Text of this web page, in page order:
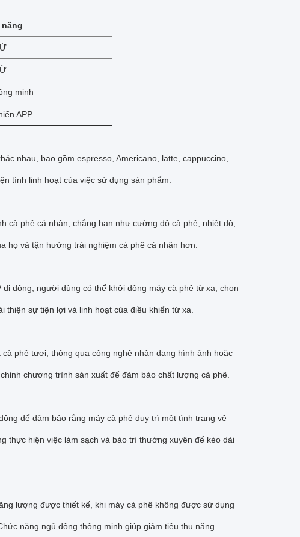
năng
Ừ
Ừ
minh
APP
nhau, bao gồm espresso, Americano, latte, cappuccino,
tính linh hoạt của việc sử dụng sản phẩm.
cà phê cá nhân, chẳng hạn như cường độ cà phê, nhiệt độ,
họ và tận hưởng trải nghiệm cà phê cá nhân hơn.
động, người dùng có thể khởi động máy cà phê từ xa, chọn
thiện sự tiện lợi và linh hoạt của điều khiển từ xa.
phê tươi, thông qua công nghệ nhận dạng hình ảnh hoặc
chương trình sản xuất để đảm bảo chất lượng cà phê.
để đảm bảo rằng máy cà phê duy trì một tình trạng vệ
thực hiện việc làm sạch và bảo trì thường xuyên để kéo dài
lượng được thiết kế, khi máy cà phê không được sử dụng
năng ngủ đông thông minh giúp giảm tiêu thụ năng